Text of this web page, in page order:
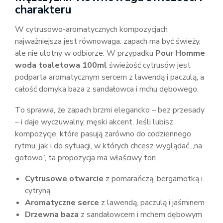
charakteru
W cytrusowo-aromatycznych kompozycjach
najważniejsza jest równowaga: zapach ma być świeży,
ale nie ulotny w odbiorze. W przypadku Pour Homme
woda toaletowa 100ml świeżość cytrusów jest
podparta aromatycznym sercem z lawendą i paczulą, a
całość domyka baza z sandałowca i mchu dębowego.
To sprawia, że zapach brzmi elegancko – bez przesady
– i daje wyczuwalny, męski akcent. Jeśli lubisz
kompozycje, które pasują zarówno do codziennego
rytmu, jak i do sytuacji, w których chcesz wyglądać „na
gotowo”, ta propozycja ma właściwy ton.
Cytrusowe otwarcie z pomarańczą, bergamotką i
cytryną
Aromatyczne serce z lawendą, paczulą i jaśminem
Drzewna baza z sandałowcem i mchem dębowym